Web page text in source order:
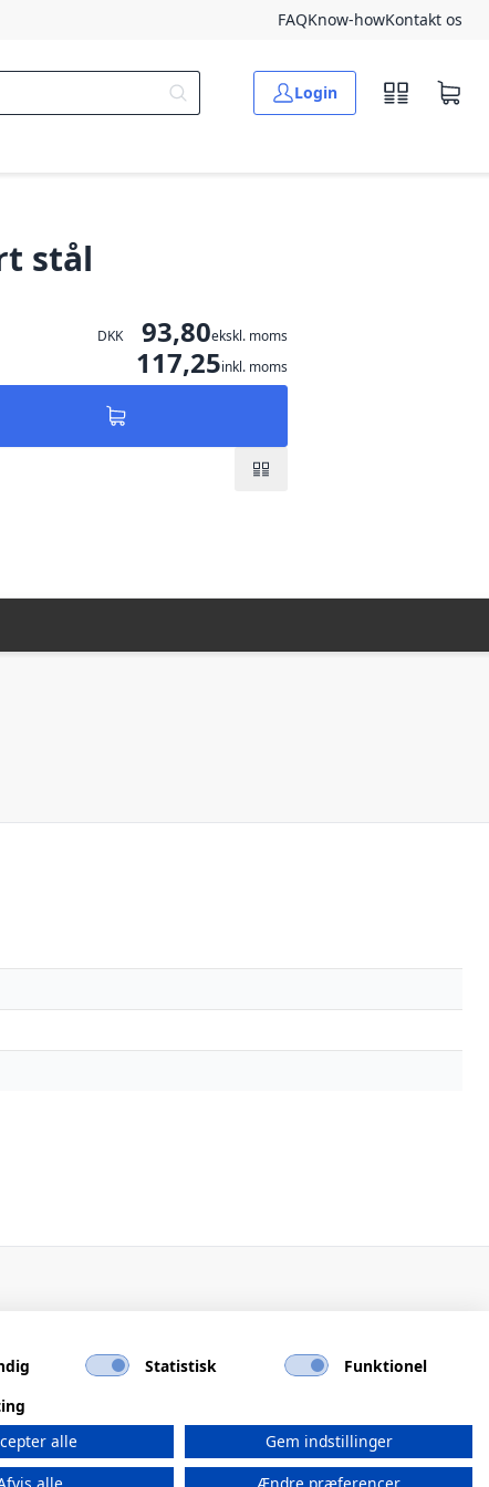
FAQKnow-howKontakt os
Login
stål
DKK 93,80ekskl. moms
117,25inkl. moms
Statistisk
Funktionel
alle
Gem indstillinger